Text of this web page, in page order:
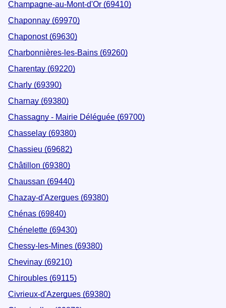
Champagne-au-Mont-d'Or (69410)
Chaponnay (69970)
Chaponost (69630)
Charbonnières-les-Bains (69260)
Charentay (69220)
Charly (69390)
Charnay (69380)
Chassagny - Mairie Déléguée (69700)
Chasselay (69380)
Chassieu (69682)
Châtillon (69380)
Chaussan (69440)
Chazay-d'Azergues (69380)
Chénas (69840)
Chénelette (69430)
Chessy-les-Mines (69380)
Chevinay (69210)
Chiroubles (69115)
Civrieux-d'Azergues (69380)